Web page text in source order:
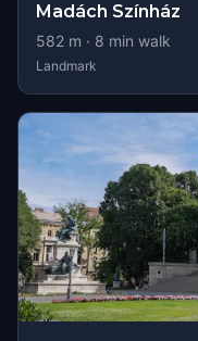
Madách Színház
582 m · 8 min walk
Landmark